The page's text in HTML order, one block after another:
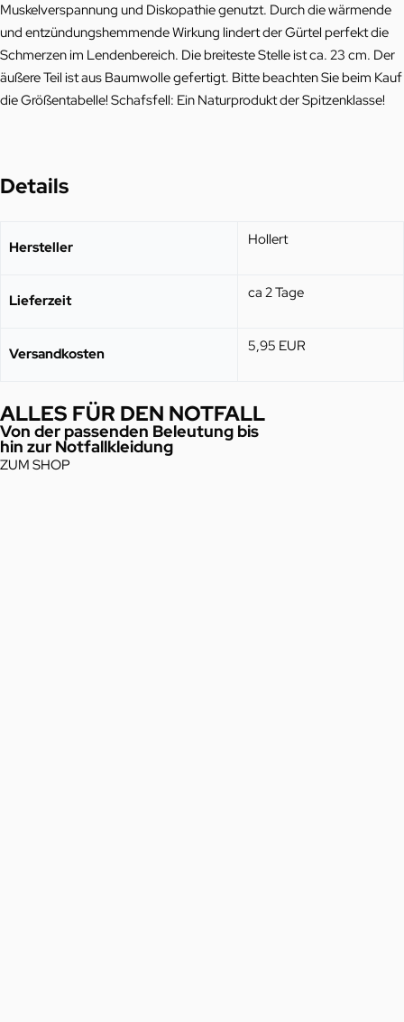
Muskelverspannung und Diskopathie genutzt. Durch die wärmende
und entzündungshemmende Wirkung lindert der Gürtel perfekt die
Schmerzen im Lendenbereich. Die breiteste Stelle ist ca. 23 cm. Der
äußere Teil ist aus Baumwolle gefertigt. Bitte beachten Sie beim Kauf
die Größentabelle! Schafsfell: Ein Naturprodukt der Spitzenklasse!
Details
Hersteller Hollert
Lieferzeit ca 2 Tage
Versandkosten 5,95 EUR
ALLES FÜR DEN NOTFALL
Von der passenden Beleutung bis
hin zur Notfallkleidung
ZUM SHOP